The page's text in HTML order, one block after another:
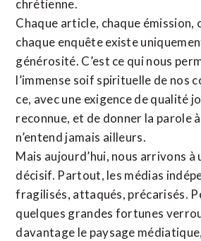
chrétienne.
Chaque article, chaque émission,
chaque enquête existe
générosité. C’est ce qui nous
l’immense soif spirituelle de nos
ce, avec une exigence de qualité
reconnue, et de donner la parole à
n’entend jamais ailleurs.
Mais aujourd’hui, nous arrivons à
décisif. Partout, les médias
fragilisés, attaqués, précarisés.
quelques grandes fortunes
davantage le paysage